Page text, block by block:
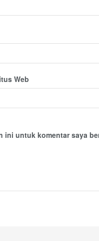
Web
ini untuk komentar saya